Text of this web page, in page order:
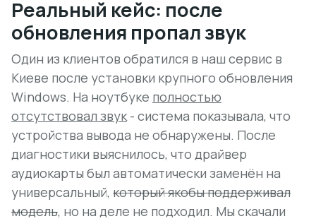
Реальный кейс: после
обновления пропал звук
Один из клиентов обратился в наш сервис в
Киеве после установки крупного обновления
Windows. На ноутбуке полностью
отсутствовал звук- система показывала, что
устройства вывода не обнаружены. После
диагностики выяснилось, что драйвер
аудиокарты был автоматически заменён на
универсальный, который якобы поддерживал
модель, но на деле не подходил. Мы скачали